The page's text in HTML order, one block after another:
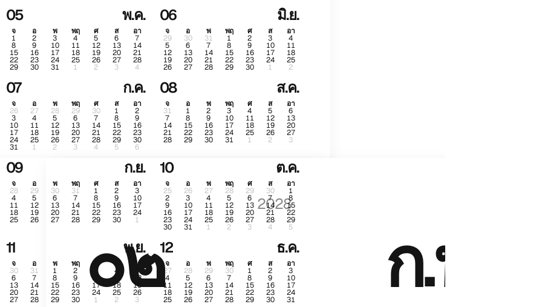
05 พ.ค.
จ อ พ พฤ ศ ส อา
1 2 3 4 5 6 7
8 9 10 11 12 13 14
15 16 17 18 19 20 21
22 23 24 25 26 27 28
29 30 31 1 2 3 4
06 มิ.ย.
จ อ พ พฤ ศ ส อา
29 30 31 1 2 3 4
5 6 7 8 9 10 11
12 13 14 15 16 17 18
19 20 21 22 23 24 25
26 27 28 29 30 1 2
07 ก.ค.
จ อ พ พฤ ศ ส อา
26 27 28 29 30 1 2
3 4 5 6 7 8 9
10 11 12 13 14 15 16
17 18 19 20 21 22 23
24 25 26 27 28 29 30
31 1 2 3 4 5 6
08 ส.ค.
จ อ พ พฤ ศ ส อา
31 1 2 3 4 5 6
7 8 9 10 11 12 13
14 15 16 17 18 19 20
21 22 23 24 25 26 27
28 29 30 31 1 2 3
09 ก.ย.
จ อ พ พฤ ศ ส อา
28 29 30 31 1 2 3
4 5 6 7 8 9 10
11 12 13 14 15 16 17
18 19 20 21 22 23 24
25 26 27 28 29 30 1
10 ต.ค.
จ อ พ พฤ ศ ส อา
25 26 27 28 29 30 1
2 3 4 5 6 7 8
9 10 11 12 13 14 15
16 17 18 19 20 21 22
23 24 25 26 27 28 29
30 31 1 2 3 4 5
11 พ.ย.
จ อ พ พฤ ศ อา
30 31 1 2 4 5
6 7 8 9 10 11 12
13 14 15 16 17 18 19
20 21 22 23 24 25 26
27 28 29 30 1 2 3
12 ธ.ค.
จ อ พ พฤ ศ ส อา
27 28 29 30 1 2 3
4 5 6 7 8 9 10
11 12 13 14 15 16 17
18 19 20 21 22 23 24
25 26 27 28 29 30 31
2028
ม.ค.
๐๒ ก.พ.